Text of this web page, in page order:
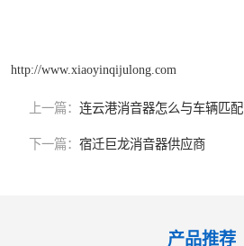
http://www.xiaoyinqijulong.com
上一篇： 连云港消音器怎么与车辆匹配
下一篇： 宿迁巨龙消音器供应商
产品推荐